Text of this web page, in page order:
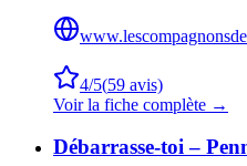
4/5(59 avis)
Voir la fiche complète →
Débarrasse-toi –